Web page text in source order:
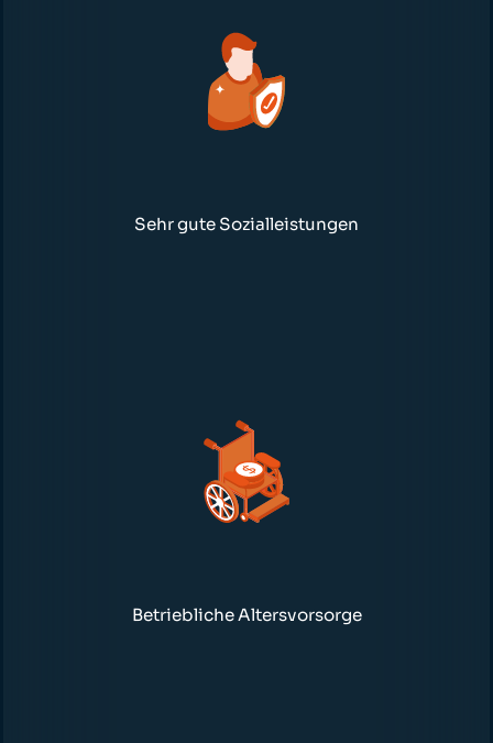
Sehr gute Sozialleistungen
Betriebliche Altersvorsorge